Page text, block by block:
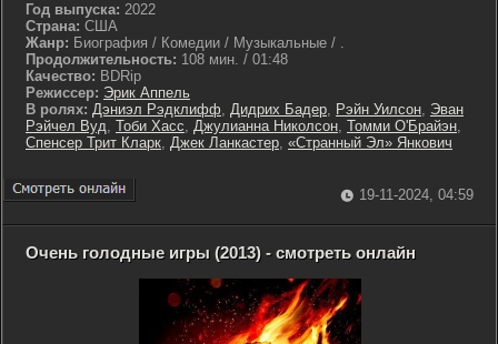
Год выпуска: 2022
Страна: США
Жанр: Биография / Комедии / Музыкальные / .
Продолжительность: 108 мин. / 01:48
Качество: BDRip
Режиссер: Эрик Аппель
В ролях: Дэниэл Рэдклифф, Дидрих Бадер, Рэйн Уилсон, Эван
Рэйчел Вуд, Тоби Хасс, Джулианна Николсон, Томми О'Брайэн,
Спенсер Трит Кларк, Джек Ланкастер, «Странный Эл» Янкович
19-11-2024, 04:59
Очень голодные игры (2013) - смотреть онлайн